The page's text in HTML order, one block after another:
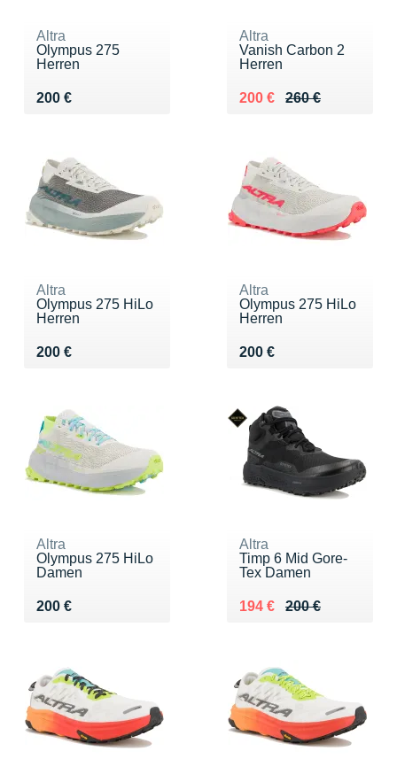
Altra
Olympus 275
Herren
200 €
Vendu 200 €
Altra
Vanish Carbon 2
Herren
260 €
Au lieu de 260 €
200 €
Vendu 200 €
Altra
Olympus 275 HiLo
Herren
200 €
Vendu 200 €
Altra
Olympus 275 HiLo
Herren
200 €
Vendu 200 €
Altra
Olympus 275 HiLo
Damen
200 €
Vendu 200 €
Altra
Timp 6 Mid Gore-
Tex Damen
200 €
Au lieu de 200 €
194 €
Vendu 194 €